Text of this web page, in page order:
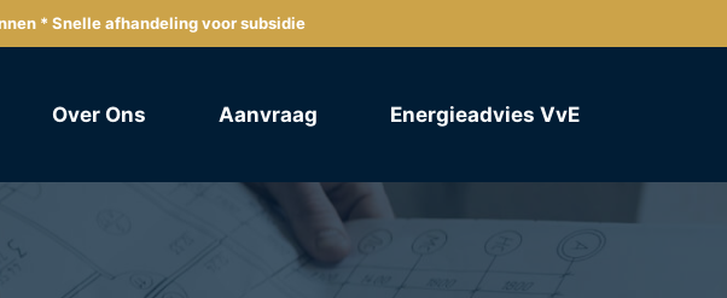
* Snelle afhandeling voor subsidie
Over Ons Aanvraag Energieadvies VvE